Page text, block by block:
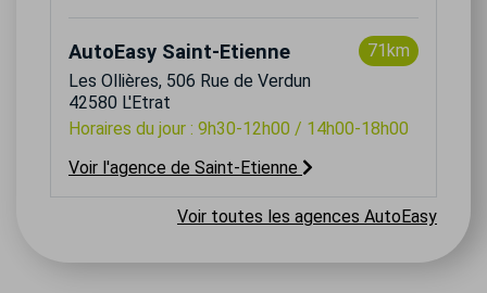
AutoEasy Saint-Etienne
71km
Les Ollières, 506 Rue de Verdun
42580 L'Etrat
Horaires du jour : 9h30-12h00 / 14h00-18h00
Voir l'agence de Saint-Etienne
Voir toutes les agences AutoEasy